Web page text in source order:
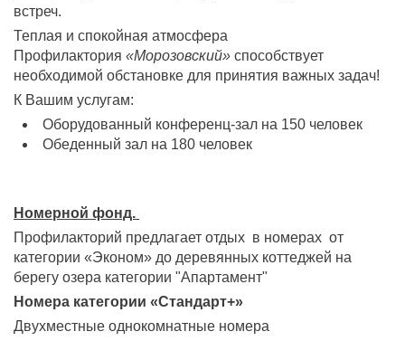
встреч.
Теплая и спокойная атмосфера
Профилактория «Морозовский» способствует
необходимой обстановке для принятия важных задач!
К Вашим услугам:
Оборудованный конференц-зал на 150 человек
Обеденный зал на 180 человек
Номерной фонд.
Профилакторий предлагает отдых в номерах от
категории «Эконом» до деревянных коттеджей на
берегу озера категории "Апартамент"
Номера категории «Стандарт+»
Двухместные однокомнатные номера